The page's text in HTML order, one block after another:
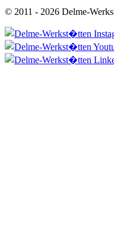
© 2011 - 2026 Delme-